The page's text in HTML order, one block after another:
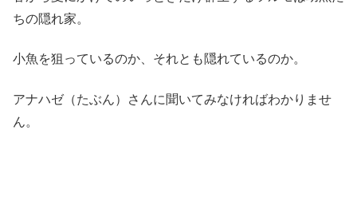
ちの隠れ家。
小魚を狙っているのか、それとも隠れているのか。
アナハゼ（たぶん）さんに聞いてみなければわかりませ
ん。